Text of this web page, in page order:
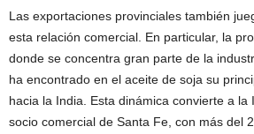
Las exportaciones provinciales también
esta relación comercial. En particular, la
donde se concentra gran parte de la
ha encontrado en el aceite de soja su
hacia la India. Esta dinámica convierte a la
socio comercial de Santa Fe, con más del